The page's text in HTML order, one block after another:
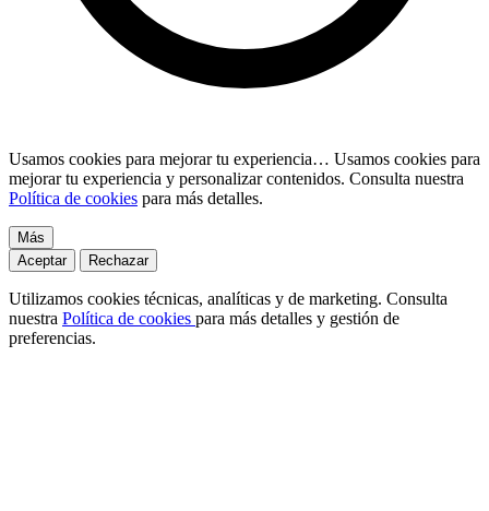
Usamos cookies para mejorar tu experiencia… Usamos cookies para
mejorar tu experiencia y personalizar contenidos. Consulta nuestra
Política de cookies para más detalles.
Más
Aceptar
Rechazar
Utilizamos cookies técnicas, analíticas y de marketing. Consulta
nuestra Política de cookies para más detalles y gestión de
preferencias.